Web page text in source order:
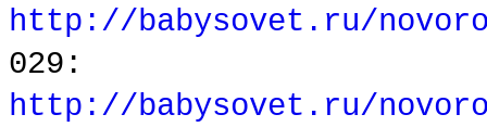
http://babysovet.ru/
029:
http://babysovet.ru/